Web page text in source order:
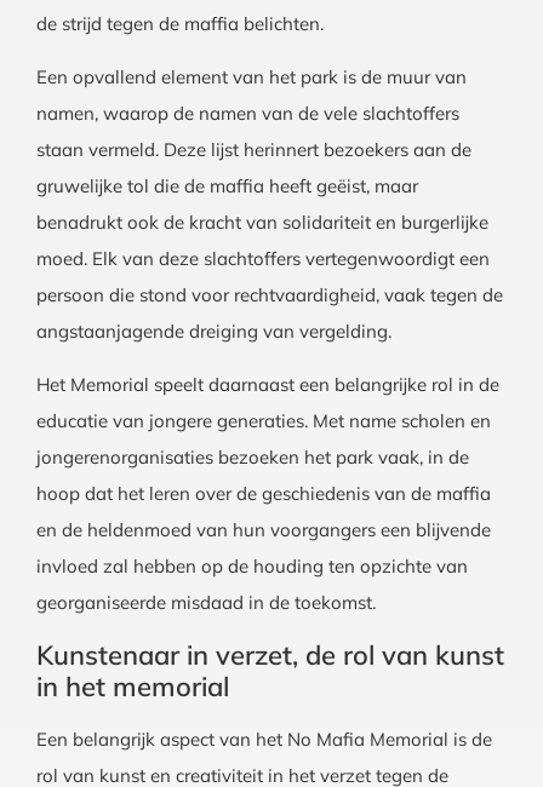
de strijd tegen de maffia belichten.
Een opvallend element van het park is de muur van
namen, waarop de namen van de vele slachtoffers
staan vermeld. Deze lijst herinnert bezoekers aan de
gruwelijke tol die de maffia heeft geëist, maar
benadrukt ook de kracht van solidariteit en burgerlijke
moed. Elk van deze slachtoffers vertegenwoordigt een
persoon die stond voor rechtvaardigheid, vaak tegen de
angstaanjagende dreiging van vergelding.
Het Memorial speelt daarnaast een belangrijke rol in de
educatie van jongere generaties. Met name scholen en
jongerenorganisaties bezoeken het park vaak, in de
hoop dat het leren over de geschiedenis van de maffia
en de heldenmoed van hun voorgangers een blijvende
invloed zal hebben op de houding ten opzichte van
georganiseerde misdaad in de toekomst.
Kunstenaar in verzet, de rol van kunst
in het memorial
Een belangrijk aspect van het No Mafia Memorial is de
rol van kunst en creativiteit in het verzet tegen de